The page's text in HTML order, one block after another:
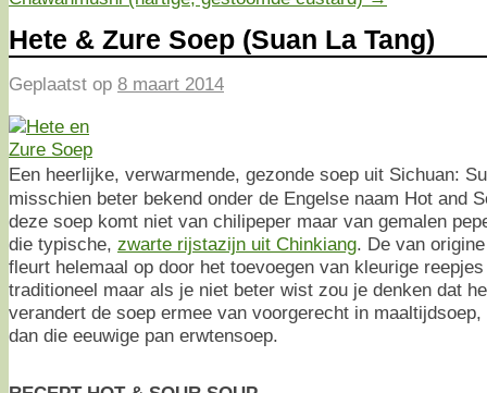
Hete & Zure Soep (Suan La Tang)
Geplaatst op 8 maart 2014
Een heerlijke, verwarmende, gezonde soep uit Sichuan:
misschien beter bekend onder de Engelse naam Hot and
deze soep komt niet van chilipeper maar van gemalen
die typische, zwarte rijstazijn uit Chinkiang. De van
fleurt helemaal op door het toevoegen van kleurige
traditioneel maar als je niet beter wist zou je denken dat
verandert de soep ermee van voorgerecht in
dan die eeuwige pan erwtensoep.